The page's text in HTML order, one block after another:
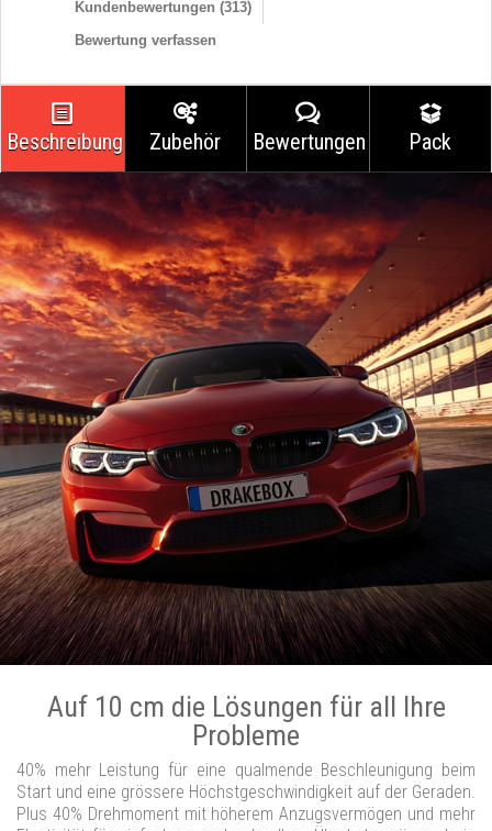
Kundenbewertungen (313)
Bewertung verfassen
Beschreibung Zubehör Bewertungen Pack
Auf 10 cm die Lösungen für all Ihre
Probleme
40% mehr Leistung für eine qualmende Beschleunigung beim
Start und eine grössere Höchstgeschwindigkeit auf der Geraden.
Plus 40% Drehmoment mit höherem Anzugsvermögen und mehr